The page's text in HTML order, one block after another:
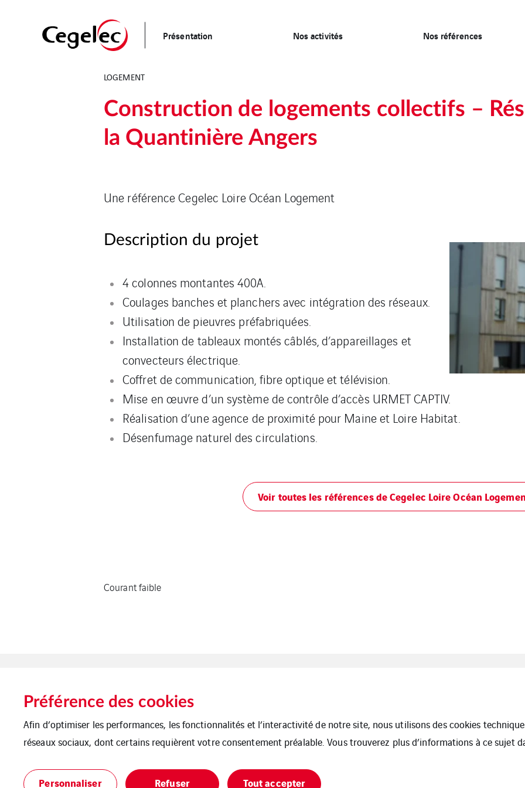
Présentation Nos activités Nos références
LOGEMENT
Construction de logements collectifs –
la Quantinière Angers
Une référence Cegelec Loire Océan Logement
Description du projet
4 colonnes montantes 400A.
Coulages banches et planchers avec intégration des réseaux.
Utilisation de pieuvres préfabriquées.
Installation de tableaux montés câblés, d’appareillages et
convecteurs électrique.
Coffret de communication, fibre optique et télévision.
Mise en œuvre d’un système de contrôle d’accès URMET CAPTIV.
Réalisation d’une agence de proximité pour Maine et Loire Habitat.
Désenfumage naturel des circulations.
Voir toutes les références de Cegelec Loire Océan
Courant faible
Mentions légales Cookies
Préférence des cookies
Afin d’optimiser les performances, les fonctionnalités et l’interactivité de notre site, nous utilisons des cookies
réseaux sociaux, dont certains requièrent votre consentement préalable. Vous trouverez plus d’informations à ce sujet
Personnaliser Refuser Tout accepter